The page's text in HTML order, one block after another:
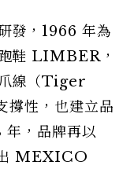
發，1966 年為
鞋 LIMBER，
線（Tiger
撐性，也建立品
年，品牌再以
MEXICO